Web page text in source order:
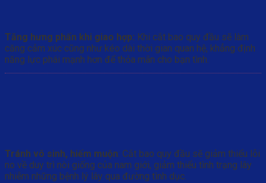
Tăng hưng phấn khi giao hợp: Khi cắt bao quy đầu sẽ làm
căng cảm xúc cũng như kéo dài thời gian quan hệ, khẳng định
năng lực phái mạnh hơn để thỏa mãn cho bạn tình.
Tránh vô sinh, hiếm muộn: Cắt bao quy đầu sẽ giảm thiểu lỗi
no về duy trì nòi giống của nam giới, giảm thiểu tình trạng lây
nhiễm những bệnh lý lây qua đường tình dục.